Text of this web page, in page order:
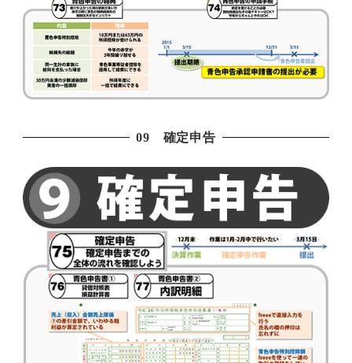
09 確定申告